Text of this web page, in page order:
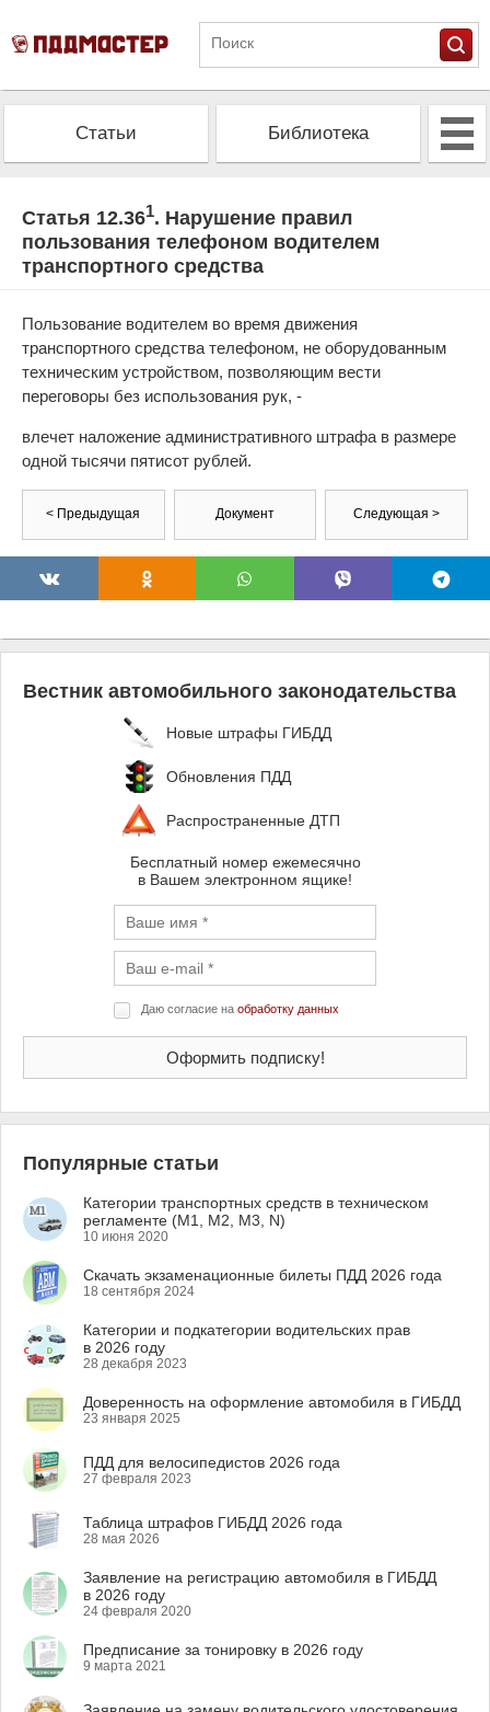
Статьи Библиотека
Проверить штрафы Калькулятор ОСАГО
Статья 12.361. Нарушение правил
пользования телефоном водителем
транспортного средства
Пользование водителем во время движения
транспортного средства телефоном, не оборудованным
техническим устройством, позволяющим вести
переговоры без использования рук, -
влечет наложение административного штрафа в размере
одной тысячи пятисот рублей.
< Предыдущая Документ Следующая >
Вестник автомобильного законодательства
Новые штрафы ГИБДД
Обновления ПДД
Распространенные ДТП
Бесплатный номер ежемесячно
в Вашем электронном ящике!
Даю согласие на обработку данных
Популярные статьи
Категории транспортных средств в техническом
регламенте (M1, M2, M3, N)
10 июня 2020
Скачать экзаменационные билеты ПДД 2026 года
18 сентября 2024
Категории и подкатегории водительских прав
в 2026 году
28 декабря 2023
Доверенность на оформление автомобиля в ГИБДД
23 января 2025
ПДД для велосипедистов 2026 года
27 февраля 2023
Таблица штрафов ГИБДД 2026 года
28 мая 2026
Заявление на регистрацию автомобиля в ГИБДД
в 2026 году
24 февраля 2020
Предписание за тонировку в 2026 году
9 марта 2021